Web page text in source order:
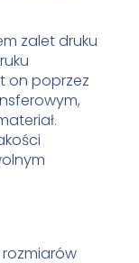
zalet druku
on poprzez